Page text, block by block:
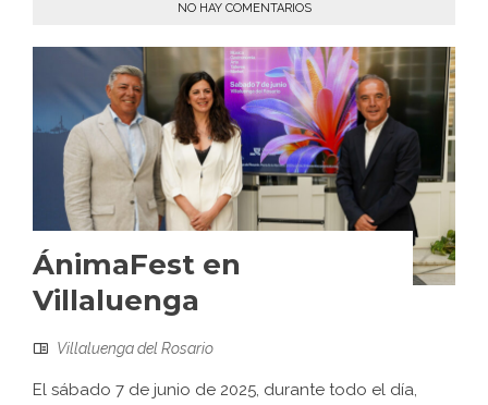
NO HAY COMENTARIOS
ÁnimaFest en
Villaluenga
Villaluenga del Rosario
El sábado 7 de junio de 2025, durante todo el día,